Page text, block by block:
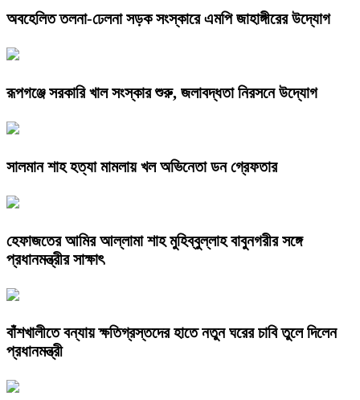
অবহেলিত তলনা-ঢেলনা সড়ক সংস্কারে এমপি জাহাঙ্গীরের উদ্যোগ
রূপগঞ্জে সরকারি খাল সংস্কার শুরু, জলাবদ্ধতা নিরসনে উদ্যোগ
সালমান শাহ হত্যা মামলায় খল অভিনেতা ডন গ্রেফতার
হেফাজতের আমির আল্লামা শাহ মুহিব্বুল্লাহ বাবুনগরীর সঙ্গে
প্রধানমন্ত্রীর সাক্ষাৎ
বাঁশখালীতে বন্যায় ক্ষতিগ্রস্তদের হাতে নতুন ঘরের চাবি তুলে দিলেন
প্রধানমন্ত্রী